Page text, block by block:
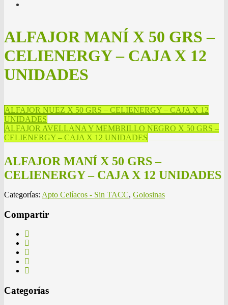
ALFAJOR MANÍ X 50 GRS –
CELIENERGY – CAJA X 12
UNIDADES
ALFAJOR NUEZ X 50 GRS – CELIENERGY – CAJA X 12
UNIDADES
ALFAJOR AVELLANA Y MEMBRILLO NEGRO X 50 GRS –
CELIENERGY – CAJA X 12 UNIDADES
ALFAJOR MANÍ X 50 GRS –
CELIENERGY – CAJA X 12 UNIDADES
Categorías: Apto Celíacos - Sin TACC, Golosinas
Compartir
Categorías